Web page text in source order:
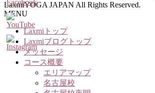
LaxmiYOGA JAPAN All Rights Reserved.
MENU
Laxmiトップ
Laxmiブログトップ
メッセージ
コース概要
エリアマップ
名古屋校